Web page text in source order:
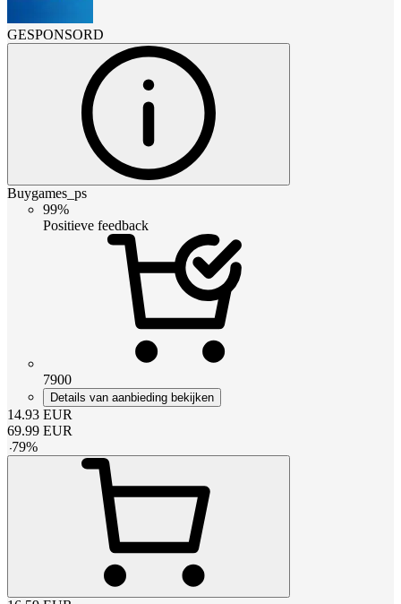
GESPONSORD
Buygames_ps
99%
Positieve feedback
7900
Details van aanbieding bekijken
14.93 EUR
69.99 EUR
-79%